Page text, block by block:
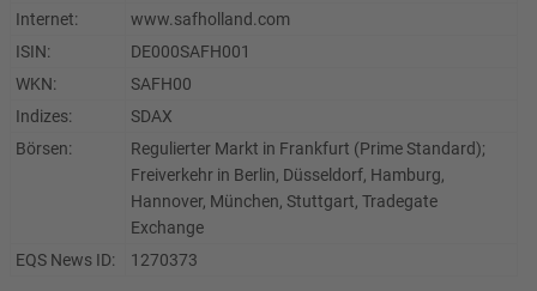
Internet:
www.safholland.com
ISIN:
DE000SAFH001
WKN:
SAFH00
Indizes:
SDAX
Börsen:
Regulierter Markt in Frankfurt (Prime Standard);
Freiverkehr in Berlin, Düsseldorf, Hamburg,
Hannover, München, Stuttgart, Tradegate
Exchange
EQS News ID:
1270373